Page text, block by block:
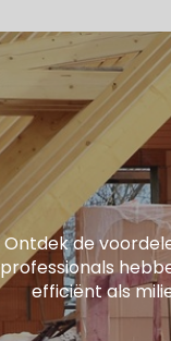
Ontdek de
professionals
efficiënt als